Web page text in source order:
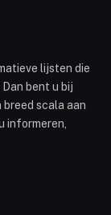
lijsten die
bent u bij
breed scala aan
informeren,